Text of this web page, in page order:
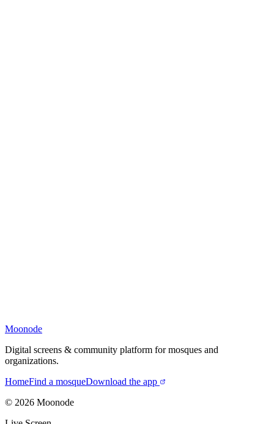
Moonode
Digital screens & community platform for mosques and
organizations.
HomeFind a mosqueDownload the app
© 2026 Moonode